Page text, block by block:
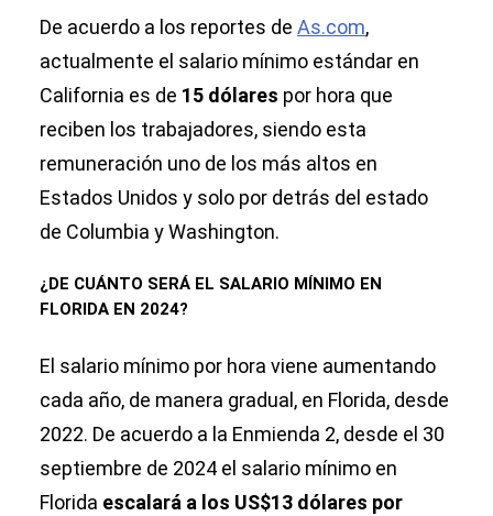
De acuerdo a los reportes de As.com,
actualmente el salario mínimo estándar en
California es de 15 dólares por hora que
reciben los trabajadores, siendo esta
remuneración uno de los más altos en
Estados Unidos y solo por detrás del estado
de Columbia y Washington.
¿DE CUÁNTO SERÁ EL SALARIO MÍNIMO EN
FLORIDA EN 2024?
El salario mínimo por hora viene aumentando
cada año, de manera gradual, en Florida, desde
2022. De acuerdo a la Enmienda 2, desde el 30
septiembre de 2024 el salario mínimo en
Florida escalará a los US$13 dólares por